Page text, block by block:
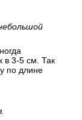
в 3-5 см. Так
по длине